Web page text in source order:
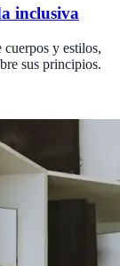
inclusiva
y estilos,
sus principios.